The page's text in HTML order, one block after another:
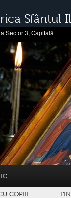
Sfântul
Sector 3, Capitală
COPIII